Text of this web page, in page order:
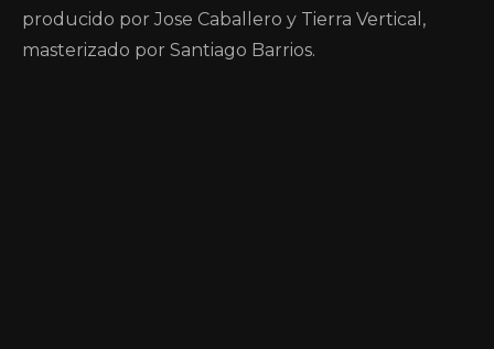
producido por Jose Caballero y Tierra Vertical,
masterizado por Santiago Barrios.